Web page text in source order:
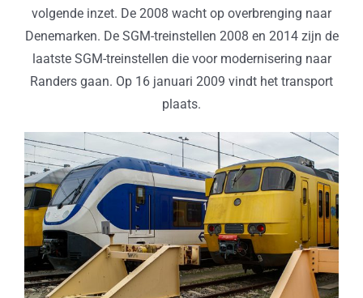
volgende inzet. De 2008 wacht op overbrenging naar
Denemarken. De SGM-treinstellen 2008 en 2014 zijn de
laatste SGM-treinstellen die voor modernisering naar
Randers gaan. Op 16 januari 2009 vindt het transport
plaats.